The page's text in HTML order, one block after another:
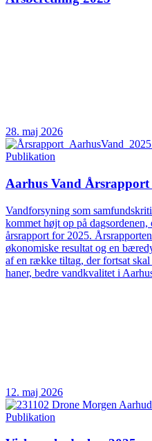
28. maj 2026
Publikation
Aarhus Vand Årsrapport
Vandforsyning som
kommet højt op på
årsrapport for 2025.
økonomiske resultat og en
af en række tiltag, der fortsat
haner, bedre vandkvalitet i
12. maj 2026
Publikation